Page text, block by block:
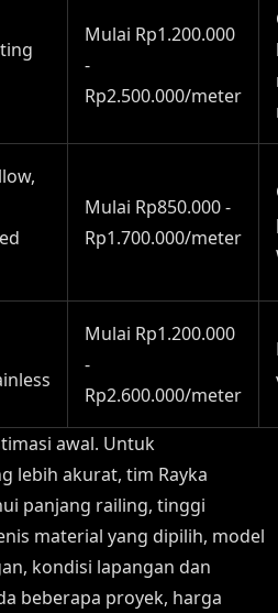
Mulai Rp1.200.000
-
Rp2.500.000/meter
Mulai Rp850.000 -
Rp1.700.000/meter
Mulai Rp1.200.000
-
Rp2.600.000/meter
awal. Untuk
lebih akurat, tim Rayka
panjang railing, tinggi
material yang dipilih, model
kondisi lapangan dan
beberapa proyek, harga